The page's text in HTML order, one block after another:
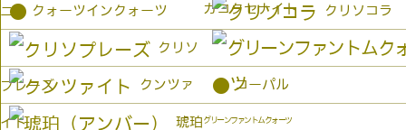
カコクセナイト
ニー
● クォーツインクォーツ クリソコラ
クリソ
プレーズ
グリーンファントムクォーツ
クンツァ
イト
● コーパル
琥珀